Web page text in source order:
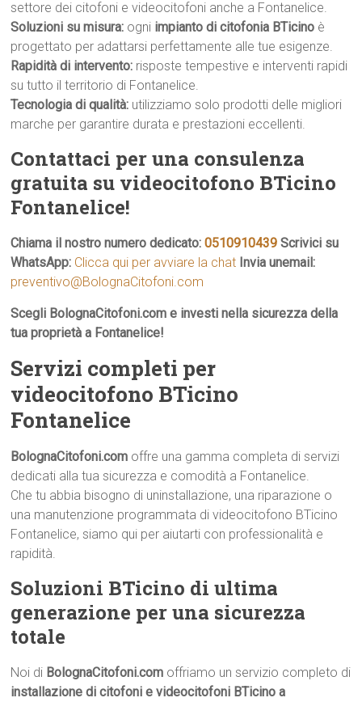
settore dei citofoni e videocitofoni anche a Fontanelice.
Soluzioni su misura: ogni impianto di citofonia BTicino è
progettato per adattarsi perfettamente alle tue esigenze.
Rapidità di intervento: risposte tempestive e interventi rapidi
su tutto il territorio di Fontanelice.
Tecnologia di qualità: utilizziamo solo prodotti delle migliori
marche per garantire durata e prestazioni eccellenti.
Contattaci per una consulenza
gratuita su videocitofono BTicino
Fontanelice!
Chiama il nostro numero dedicato:0510910439 Scrivici su
WhatsApp: Clicca qui per avviare la chat Invia unemail:
preventivo@BolognaCitofoni.com
Scegli BolognaCitofoni.com e investi nella sicurezza della
tua proprietà a Fontanelice!
Servizi completi per
videocitofono BTicino
Fontanelice
BolognaCitofoni.com offre una gamma completa di servizi
dedicati alla tua sicurezza e comodità a Fontanelice.
Che tu abbia bisogno di uninstallazione, una riparazione o
una manutenzione programmata di videocitofono BTicino
Fontanelice, siamo qui per aiutarti con professionalità e
rapidità.
Soluzioni BTicino di ultima
generazione per una sicurezza
totale
Noi di BolognaCitofoni.com offriamo un servizio completo di
installazione di citofoni e videocitofoni BTicino a